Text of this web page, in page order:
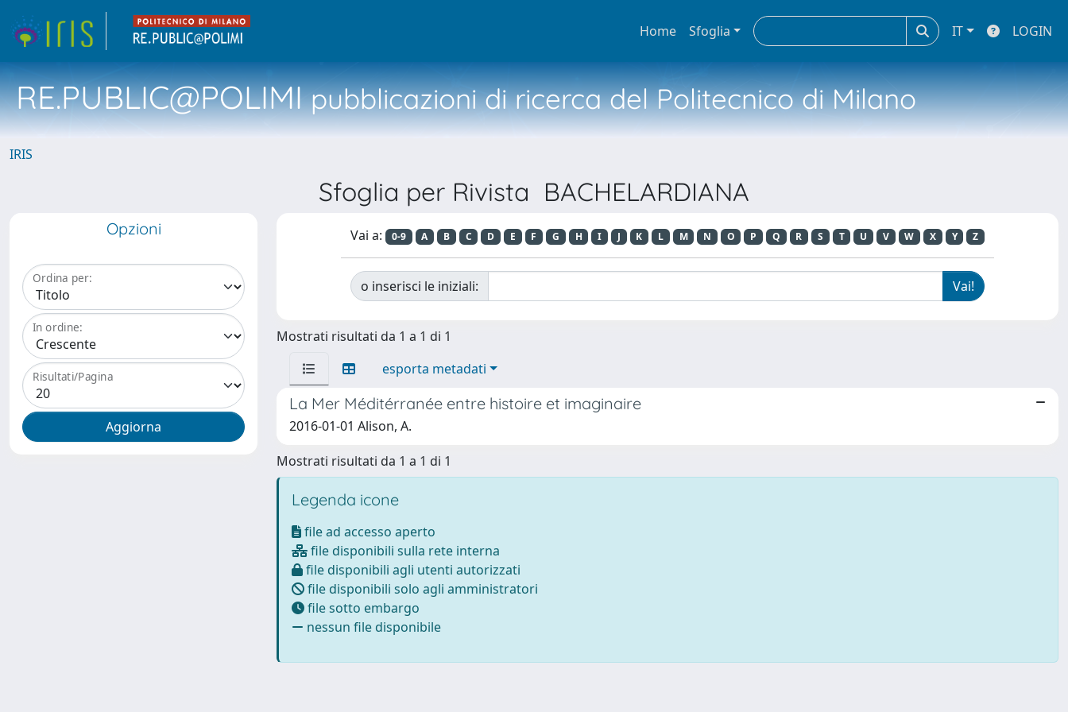
Home Sfoglia IT LOGIN
RE.PUBLIC@POLIMIpubblicazioni di ricerca del Politecnico di Milano
IRIS
Sfoglia per Rivista BACHELARDIANA
Opzioni
Ordina per:
In ordine:
Risultati/Pagina
Vai a: 0-9 A B C D E F G H I J K L M N O P Q R S T U V W X Y Z
o inserisci le iniziali:
Mostrati risultati da 1 a 1 di 1
esporta metadati
La Mer Méditérranée entre histoire et imaginaire
2016-01-01 Alison, A.
Mostrati risultati da 1 a 1 di 1
Legenda icone
file ad accesso aperto
file disponibili sulla rete interna
file disponibili agli utenti autorizzati
file disponibili solo agli amministratori
file sotto embargo
nessun file disponibile